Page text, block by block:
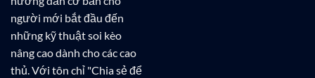
người mới bắt đầu đến
những kỹ thuật soi kèo
nâng cao dành cho các cao
thủ. Với tôn chỉ "Chia sẻ để